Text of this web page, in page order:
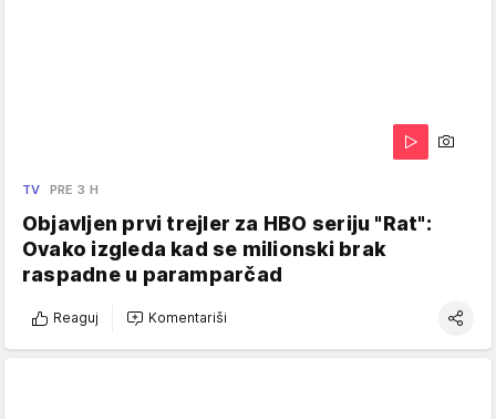
TV PRE 3 H
Objavljen prvi trejler za HBO seriju "Rat":
Ovako izgleda kad se milionski brak
raspadne u paramparčad
Reaguj Komentariši